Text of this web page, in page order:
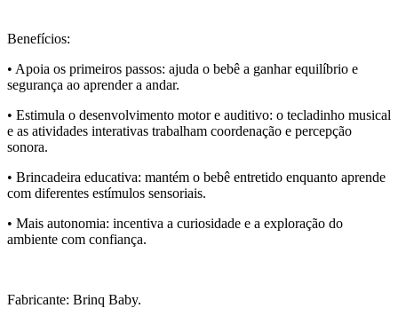
Benefícios:
• Apoia os primeiros passos: ajuda o bebê a ganhar equilíbrio e
segurança ao aprender a andar.
• Estimula o desenvolvimento motor e auditivo: o tecladinho musical
e as atividades interativas trabalham coordenação e percepção
sonora.
• Brincadeira educativa: mantém o bebê entretido enquanto aprende
com diferentes estímulos sensoriais.
• Mais autonomia: incentiva a curiosidade e a exploração do
ambiente com confiança.
Fabricante: Brinq Baby.